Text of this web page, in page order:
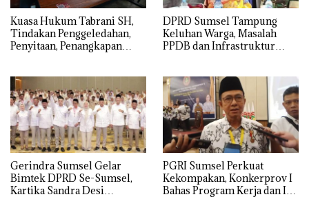
‎Kuasa Hukum Tabrani SH,
Tindakan Penggeledahan,
Penyitaan, Penangkapan
Melalui Mekanisme
Praperadilan
DPRD Sumsel Tampung
Keluhan Warga, Masalah
PPDB dan Infrastruktur
Gerindra Sumsel Gelar
Bimtek DPRD Se-Sumsel,
Kartika Sandra Desi
PGRI Sumsel Perkuat
Kekompakan, Konkerprov I
Bahas Program Kerja dan Isu